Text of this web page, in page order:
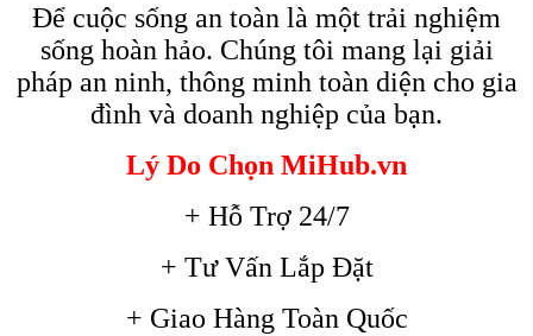
Để cuộc sống an toàn là một trải nghiệm
sống hoàn hảo. Chúng tôi mang lại giải
pháp an ninh, thông minh toàn diện cho gia
đình và doanh nghiệp của bạn.
Lý Do Chọn MiHub.vn
+ Hỗ Trợ 24/7
+ Tư Vấn Lắp Đặt
+ Giao Hàng Toàn Quốc